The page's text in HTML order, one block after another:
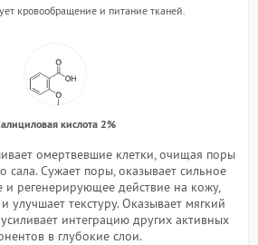
кровообращение и питание тканей.
кислота 2%
омертвевшие клетки, очищая поры
сала. Сужает поры, оказывает сильное
и регенерирующее действие на кожу,
улучшает текстуру. Оказывает мягкий
интеграцию других активных
в глубокие слои.